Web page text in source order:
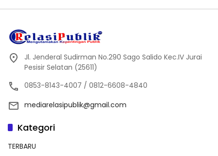
Jl. Jenderal Sudirman No.290 Sago Salido Kec.IV Jurai
Pesisir Selatan (25611)
0853-8143-4007 / 0812-6608-4840
mediarelasipublik@gmail.com
Kategori
TERBARU